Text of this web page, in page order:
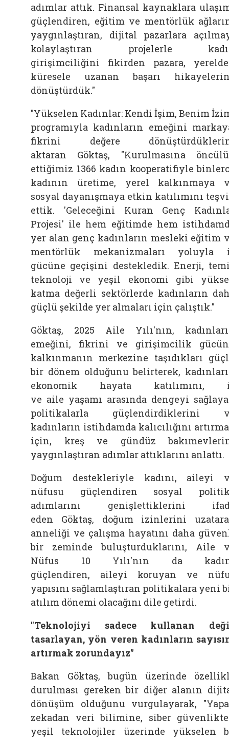
adımlar attık. Finansal kaynaklara
güçlendiren, eğitim ve mentörlük
yaygınlaştıran, dijital pazarlara
kolaylaştıran projelerle
girişimciliğini fikirden pazara,
küresele uzanan başarı
dönüştürdük."
"Yükselen Kadınlar: Kendi İşim, Benim
programıyla kadınların emeğini
fikrini değere
aktaran
Göktaş, "Kurulmasına
ettiğimiz 1366 kadın kooperatifiyle
kadının üretime, yerel kalkınmaya
sosyal dayanışmaya etkin katılımını
ettik. 'Geleceğini Kuran Genç
Projesi' ile hem eğitimde hem
yer alan genç kadınların mesleki eğitim
mentörlük mekanizmaları yoluyla
gücüne geçişini destekledik. Enerji,
teknoloji ve yeşil ekonomi gibi
katma değerli sektörlerde kadınların
güçlü şekilde yer almaları için çalıştık."
Göktaş, 2025
Aile
Yılı'nın,
emeğini, fikrini ve girişimcilik
kalkınmanın merkezine taşıdıkları
bir dönem olduğunu belirterek,
ekonomik hayata katılımını,
ve aile yaşamı arasında dengeyi
politikalarla güçlendirdiklerini
kadınların istihdamda kalıcılığını
için, kreş ve gündüz
yaygınlaştıran adımlar attıklarını anlattı.
Doğum destekleriyle kadını,
aileyi
nüfusu güçlendiren sosyal
adımlarını genişlettiklerini
eden
Göktaş, doğum izinlerini
anneliği ve çalışma hayatını daha
bir zeminde buluşturduklarını,
Aile
Nüfus 10 Yılı'nın da
güçlendiren,
aileyi koruyan ve
yapısını sağlamlaştıran politikalara yeni
atılım dönemi olacağını dile getirdi.
"Teknolojiyi sadece kullanan
tasarlayan, yön veren kadınların
artırmak zorundayız"
Bakan
Göktaş, bugün üzerinde
durulması gereken bir diğer alanın
dönüşüm olduğunu vurgulayarak,
zekadan veri bilimine, siber
yeşil teknolojiler üzerinde yükselen